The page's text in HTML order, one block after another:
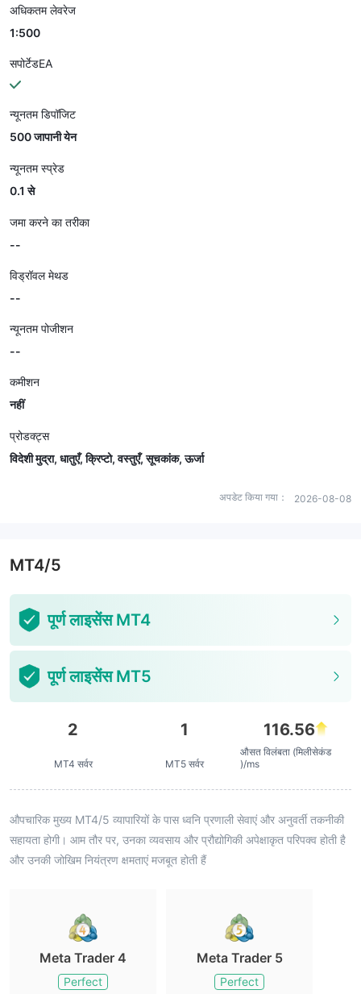
अधिकतम लेवरेज
1:500
सपोर्टेडEA
न्यूनतम डिपॉजिट
500 जापानी येन
न्यूनतम स्प्रेड
0.1 से
जमा करने का तरीका
--
विड्रॉवल मेथड
--
न्यूनतम पोजीशन
--
कमीशन
नहीं
प्रोडक्ट्स
विदेशी मुद्रा, धातुएँ, क्रिप्टो, वस्तुएँ, सूचकांक, ऊर्जा
अपडेट किया गया： 2026-08-08
MT4/5
पूर्ण लाइसेंस MT4
पूर्ण लाइसेंस MT5
2
MT4 सर्वर
1
MT5 सर्वर
116.56
औसत विलंबता (मिलीसेकंड
)/ms
औपचारिक मुख्य MT4/5 व्यापारियों के पास ध्वनि प्रणाली सेवाएं और अनुवर्ती तकनीकी
सहायता होगी। आम तौर पर, उनका व्यवसाय और प्रौद्योगिकी अपेक्षाकृत परिपक्व होती है
और उनकी जोखिम नियंत्रण क्षमताएं मजबूत होती हैं
Meta Trader 4
Perfect
Meta Trader 5
Perfect